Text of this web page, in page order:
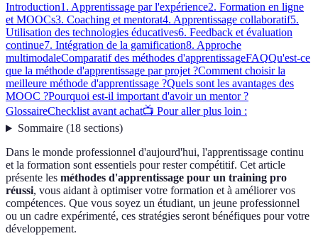
Introduction1. Apprentissage par l'expérience2. Formation en ligne
et MOOCs3. Coaching et mentorat4. Apprentissage collaboratif5.
Utilisation des technologies éducatives6. Feedback et évaluation
continue7. Intégration de la gamification8. Approche
multimodaleComparatif des méthodes d'apprentissageFAQQu'est-ce
que la méthode d'apprentissage par projet ?Comment choisir la
meilleure méthode d'apprentissage ?Quels sont les avantages des
MOOC ?Pourquoi est-il important d'avoir un mentor ?
GlossaireChecklist avant achat📺 Pour aller plus loin :
Sommaire(18 sections)
Dans le monde professionnel d'aujourd'hui, l'apprentissage continu
et la formation sont essentiels pour rester compétitif. Cet article
présente les méthodes d'apprentissage pour un training pro
réussi, vous aidant à optimiser votre formation et à améliorer vos
compétences. Que vous soyez un étudiant, un jeune professionnel
ou un cadre expérimenté, ces stratégies seront bénéfiques pour votre
développement.